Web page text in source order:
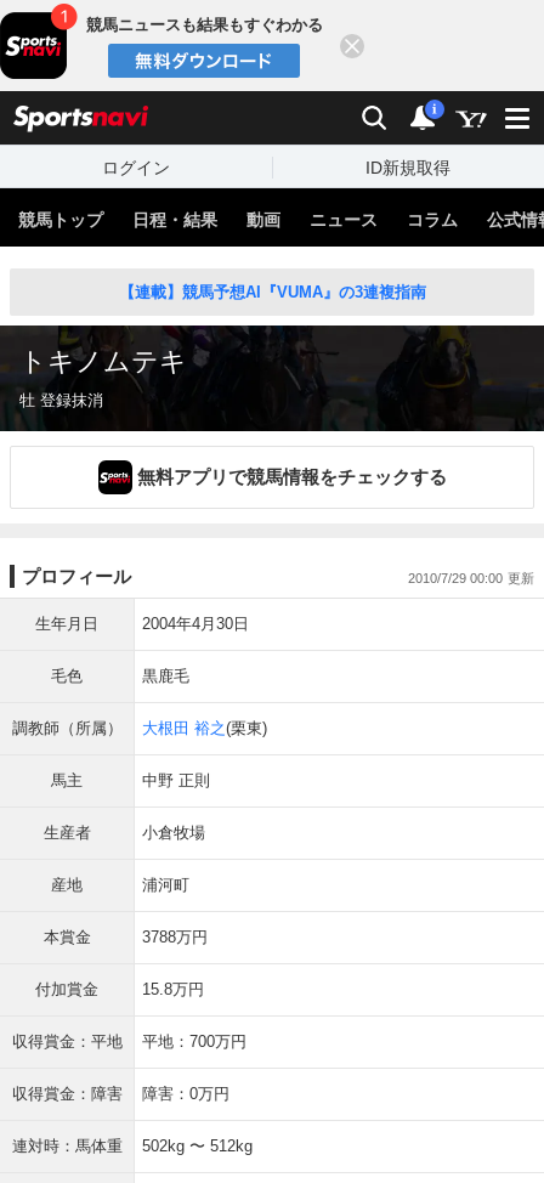
競馬ニュースも結果もすぐわかる
検索 通知
i
ログイン ID新規取得
競馬トップ 日程・結果 動画 ニュース コラム 公式情
【連載】競馬予想AI『VUMA』の3連複指南
トキノムテキ
牡 登録抹消
無料アプリで競馬情報をチェックする
プロフィール 2010/7/29 00:00
生年月日 2004年4月30日
毛色 黒鹿毛
調教師（所属） 大根田 裕之(栗東)
馬主 中野 正則
生産者 小倉牧場
産地 浦河町
本賞金 3788万円
付加賞金 15.8万円
収得賞金：平地 平地：700万円
収得賞金：障害 障害：0万円
連対時：馬体重 502kg 〜 512kg